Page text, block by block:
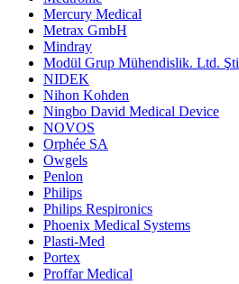
Mercury Medical
Metrax GmbH
Mindray
Modül Grup Mühendislik. Ltd. Şti
NIDEK
Nihon Kohden
Ningbo David Medical Device
NOVOS
Orphée SA
Owgels
Penlon
Philips
Philips Respironics
Phoenix Medical Systems
Plasti-Med
Portex
Proffar Medical